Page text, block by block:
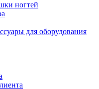
ногтей
для оборудования